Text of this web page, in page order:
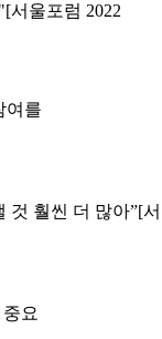
서울포럼 2022
여를
훨씬 더 많아”[
요